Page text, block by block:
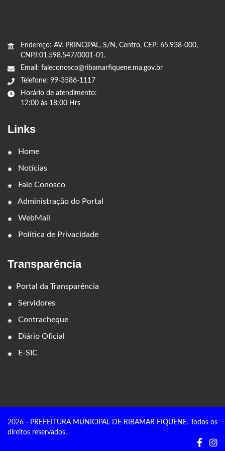
Endereço: AV. PRINCIPAL, S/N, Centro, CEP: 65.938-000,
CNPJ:01.598.547/0001-01.
Email: faleconosco@ribamarfiquene.ma.gov.br
Telefone: 99-3586-1117
Horário de atendimento:
12:00 ás 18:00 Hrs
Links
Home
Notícias
Fale Conosco
Administração do Portal
WebMail
Política de Privacidade
Transparência
Portal da Transparência
Servidores
Contracheque
Diário Oficial
E-SIC
2026 - PREFEITURA MUNICIPAL DE RIBAMAR FIQUENE. Todos os
direitos reservados.